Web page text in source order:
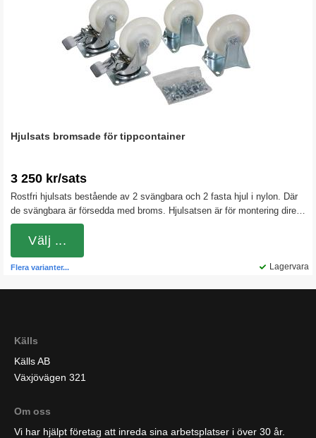
Hjulsats bromsade för tippcontainer
3 250 kr/sats
Rostfri hjulsats bestående av 2 svängbara och 2 fasta hjul i nylon. Där
de svängbara är försedda med broms. Hjulsatsen är för montering direkt
under gaffeltunnlarna på våra tippcontainrar. Nylonhjulen är hårda och
rullar lätt även vid tyngre belastningar. Byglarna är i rostfritt stål
Lagervara
Flera varianter...
Välj ...
Källs
Källs AB
Växjövägen 321
Om oss
Vi har hjälpt företag att inreda sina arbetsplatser i över 30 år.